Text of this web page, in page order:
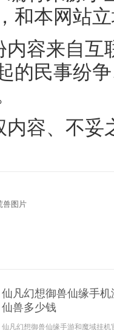
和本网站
内容来自
的民事纷
内容、不
兽图片
仙凡幻想御兽仙缘手
仙兽多少钱
仙凡幻想御兽仙缘手游和魔域挂